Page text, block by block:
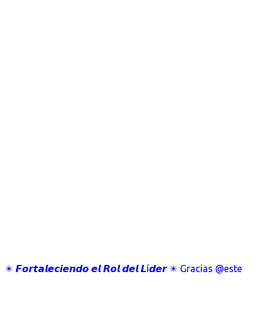
✴️ 𝙁𝙤𝙧𝙩𝙖𝙡𝙚𝙘𝙞𝙚𝙣𝙙𝙤 𝙚𝙡 𝙍𝙤𝙡 𝙙𝙚𝙡 𝙇í𝙙𝙚𝙧 ✴️ Gracias @este